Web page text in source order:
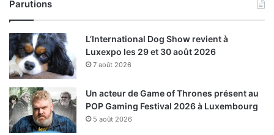
Parutions
L’International Dog Show revient à
Luxexpo les 29 et 30 août 2026
7 août 2026
Un acteur de Game of Thrones présent au
POP Gaming Festival 2026 à Luxembourg
5 août 2026